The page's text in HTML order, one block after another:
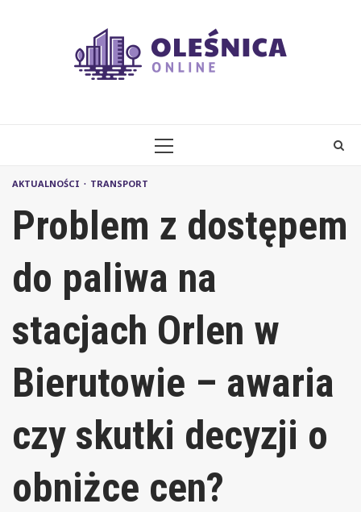
PRIMARY
AKTUALNOŚCI TRANSPORT
Problem z dostępem
do paliwa na
stacjach Orlen w
Bierutowie – awaria
czy skutki decyzji o
obniżce cen?